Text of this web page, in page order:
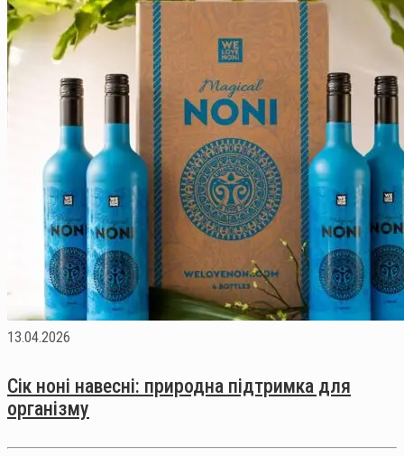
13.04.2026
Сік ноні навесні: природна підтримка для
організму